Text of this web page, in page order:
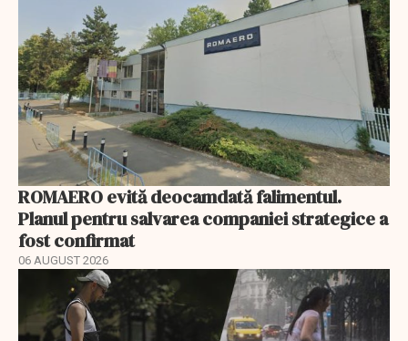
ROMAERO evită deocamdată falimentul.
Planul pentru salvarea companiei strategice a
fost confirmat
06 AUGUST 2026